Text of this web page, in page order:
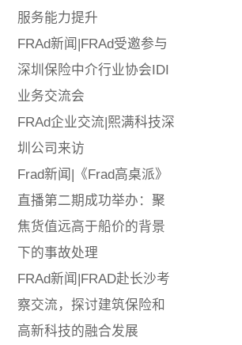
服务能力提升
FRAd新闻|FRAd受邀参与
深圳保险中介行业协会IDI
业务交流会
FRAd企业交流|熙满科技深
圳公司来访
Frad新闻|《Frad高桌派》
直播第二期成功举办：聚
焦货值远高于船价的背景
下的事故处理
FRAd新闻|FRAD赴长沙考
察交流，探讨建筑保险和
高新科技的融合发展